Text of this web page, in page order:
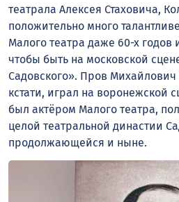
театрала Алексея Стаховича,
положительно много
Малого театра даже 60-х годов
чтобы быть на московской
Садовского». Пров
кстати, играл на воронежской
был актёром Малого театра,
целой театральной династии
продолжающейся и ныне.